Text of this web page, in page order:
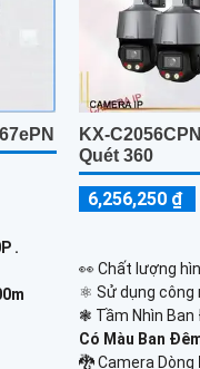
.
KX-
Quét 360
6,256,250 ₫
️👀 Chất lượng
⚛️ Sử dụng công
❃ Tầm Nhìn Ban
Có Màu Ban
🐉️ Camera Dòng